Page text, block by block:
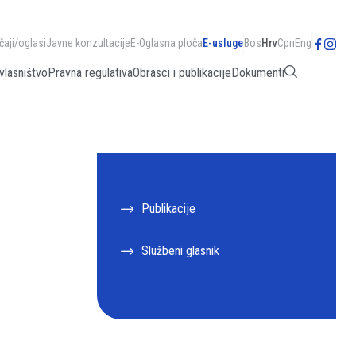
oglasiJavne konzultacijeE-Oglasna pločaE-uslugeBosHrvСрпEng
Pravna regulativaObrasci i publikacijeDokumenti
Publikacije
Službeni glasnik